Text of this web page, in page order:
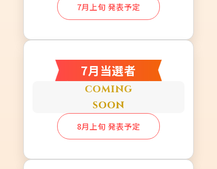
7月上旬 発表予定
7月当選者
coming
soon
8月上旬 発表予定